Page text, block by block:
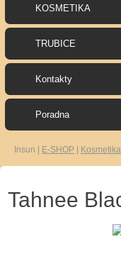
KOSMETIKA
TRUBICE
Kontakty
Poradna
Insun E-SHOP
Tahnee